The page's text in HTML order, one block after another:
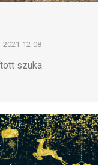
2021-12-08
szuka